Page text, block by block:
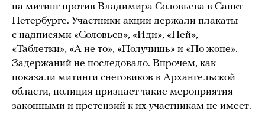
на митинг против Владимира Соловьева в Санкт-
Петербурге. Участники акции держали плакаты
с надписями «Соловьев», «Иди», «Пей»,
«Таблетки», «А не то», «Получишь» и «По жопе».
Задержаний не последовало. Впрочем, как
показали митинги снеговиков в Архангельской
области, полиция признает такие мероприятия
законными и претензий к их участникам не имеет.